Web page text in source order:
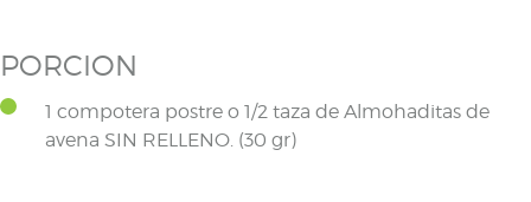
PORCION
1 compotera postre o 1/2 taza de Almohaditas de
avena SIN RELLENO. (30 gr)